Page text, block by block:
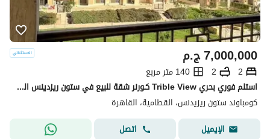
ج.م7,000,000
2
2
140 متر مربع
استلم فوري بحري Trible View كـورنر شقة للبيع في ستون ريزدينس التجمع الخامس بجوار قطامية هايتس ودقائق لمصر الجديدة Stone Residence New Cairo
كومباوند ستون ريزيدنس، القطامية، القاهرة
الإيميل
اتصل